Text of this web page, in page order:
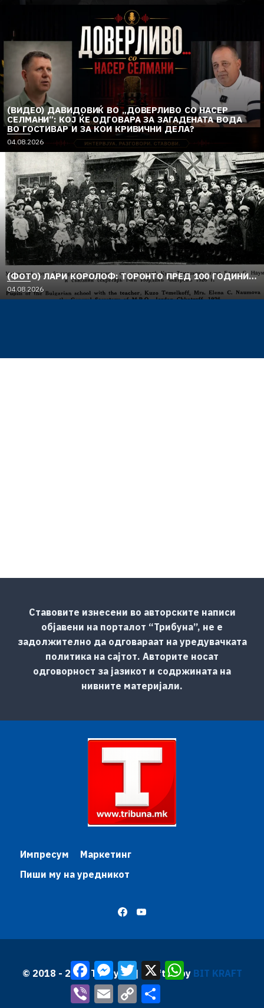
(ВИДЕО) ДАВИДОВИЌ ВО „ДОВЕРЛИВО СО НАСЕР
СЕЛМАНИ“: КОЈ ЌЕ ОДГОВАРА ЗА ЗАГАДЕНАТА ВОДА
ВО ГОСТИВАР И ЗА КОИ КРИВИЧНИ ДЕЛА?
04.08.2026
(ФОТО) ЛАРИ КОРОЛОФ: ТОРОНТО ПРЕД 100 ГОДИНИ…
04.08.2026
Ставовите изнесени во авторските написи
објавени на порталот “Трибуна”, не е
задолжително да одговараат на уредувачката
политика на сајтот. Авторите носат
одговорност за јазикот и содржината на
нивните материјали.
Импресум
Маркетинг
Пиши му на уредникот
© 2018 - 2026 Трибуна | Krafted by BIT KRAFT
FacebookMessenger
TwitterX
Viber
Email Copy
Link